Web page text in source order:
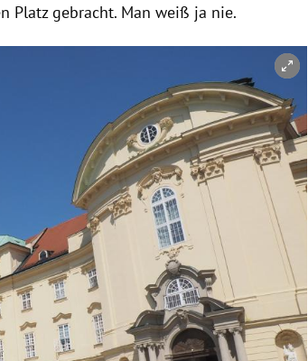
Platz gebracht. Man weiß ja nie.